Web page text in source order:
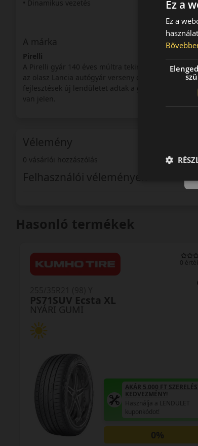
• Dinamikus vezetés
A márka
Pirelli
A Pirelli gyár 140 éves múltra tekinthet vissza. A
az olasz Lancia autógyár verseny csapata számára
fejlesztések új lendületet adtak a gyár számára. A
van jelen.
Vélemény
0 vásárlói hozzászólás
Felhasználói vélemények
Hasonló termékek
0
NYÁRI GUMI
PS71SUV Ecsta XL
AKÁR 5.000 FT
KEDVEZMÉNY!
Használja a LENDÜLET
kuponkódot!
0%
Ez a
Ez a